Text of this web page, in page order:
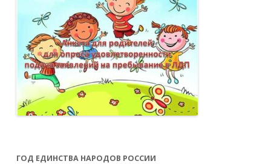
ГОД ЕДИНСТВА НАРОДОВ РОССИИ